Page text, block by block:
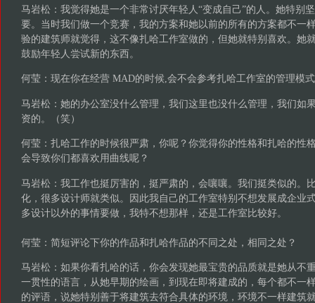
马岩松：我觉得她是一个非常讨厌年轻人“变成自己”的人。她特别
要。当时我们做一个竞赛，我的方案和她以前的所有的方案都不一
验的建筑师就觉得，这不像扎哈工作室做的，但她就特别喜欢。她
鼓励年轻人尝试新的东西。
何莹：现在你在经营 MAD的时候,会不会参考扎哈工作室的管理模
马岩松：她的办公室没什么管理，我们这里也没什么管理，我们如
资的。（笑）
何莹：扎哈工作的时候很严肃，你呢？你觉得你的性格和扎哈的性
会导致你们都喜欢用曲线呢？
马岩松：我工作也挺厉害的，挺严肃的，会嚷嚷。我们挺类似的。
化，很多设计师就类似。因此我自己的工作室特别不想发展成企业
多设计以外的事情要做，我特不想那样，还是工作室比较好。
何莹：简短评论下你的作品和扎哈作品的不同之处，相同之处？
马岩松：如果你看扎哈的话，你会发现她最宝贵的品质就是她从不
一贯性的语言，从她早期的绘画，到现在即将建成的，每个都不一
的评语，说她特别善于将建筑去符合具体的环境，环境不一样建筑